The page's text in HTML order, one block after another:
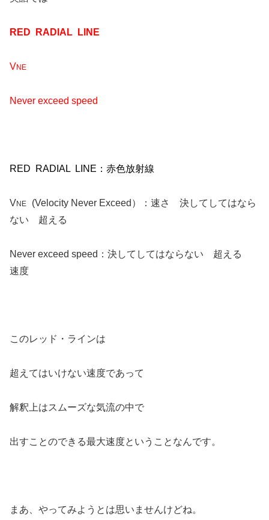
RED RADIAL LINE
VNE
Never exceed speed
RED RADIAL LINE：赤色放射線
VNE (Velocity Never Exceed）：速さ 決してしてはなら
ない 超える
Never exceed speed：決してしてはならない 超える
速度
このレッド・ラインは
超えてはいけない速度であって
解釈上はスムーズな気流の中で
出すことのできる最大速度ということなんです。
まあ、やってみようとは思いませんけどね。